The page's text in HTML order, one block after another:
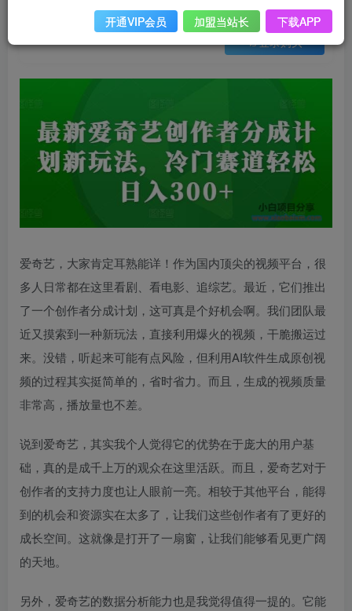
年VIP免费 终身VIP会员免费
登录购买
爱奇艺，大家肯定耳熟能详！作为国内顶尖的视频平台，很
多人日常都在这里看剧、看电影、追综艺。最近，它们推出
了一个创作者分成计划，这可真是个好机会啊。我们团队最
近又摸索到一种新玩法，直接利用爆火的视频，干脆搬运过
来。没错，听起来可能有点风险，但利用AI软件生成原创视
频的过程其实挺简单的，省时省力。而且，生成的视频质量
非常高，播放量也不差。
说到爱奇艺，其实我个人觉得它的优势在于庞大的用户基
础，真的是成千上万的观众在这里活跃。而且，爱奇艺对于
创作者的支持力度也让人眼前一亮。相较于其他平台，能得
到的机会和资源实在太多了，让我们这些创作者有了更好的
成长空间。这就像是打开了一扇窗，让我们能够看见更广阔
的天地。
另外，爱奇艺的数据分析能力也是我觉得值得一提的。它能
开通VIP会员 加盟当站长 下载APP